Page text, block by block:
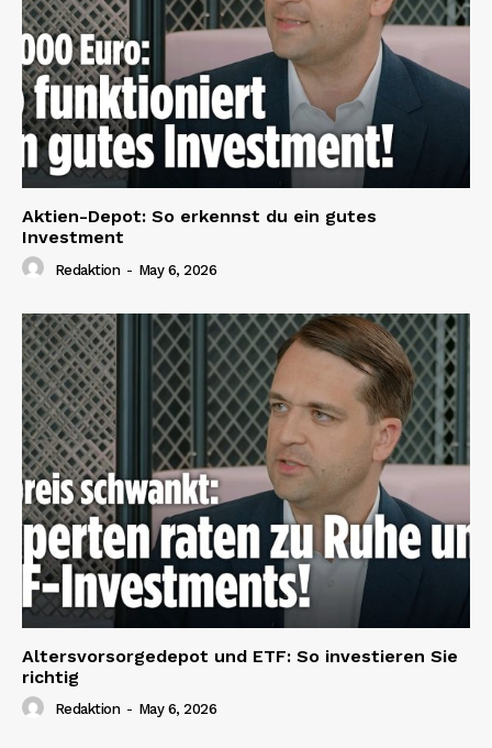
Aktien-Depot: So erkennst du ein gutes
Investment
Redaktion - May 6, 2026
Altersvorsorgedepot und ETF: So investieren Sie
richtig
Redaktion - May 6, 2026